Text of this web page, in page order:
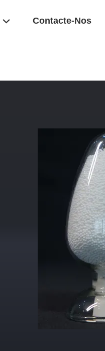
Contacte-Nos